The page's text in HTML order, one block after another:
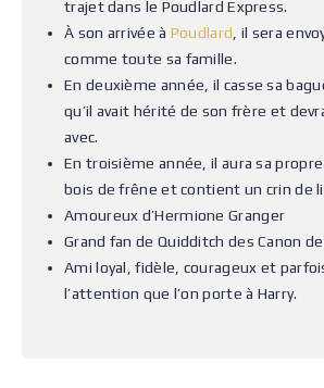
trajet dans le Poudlard Express.
À son arrivée à Poudlard , il sera
comme toute sa famille.
En deuxième année, il casse sa
qu’il avait hérité de son frère et
avec.
En troisième année, il aura sa
bois de frêne et contient un crin de
Amoureux d’Hermione Granger
Grand fan de Quidditch des Canon
Ami loyal, fidèle, courageux et
l’attention que l’on porte à Harry.